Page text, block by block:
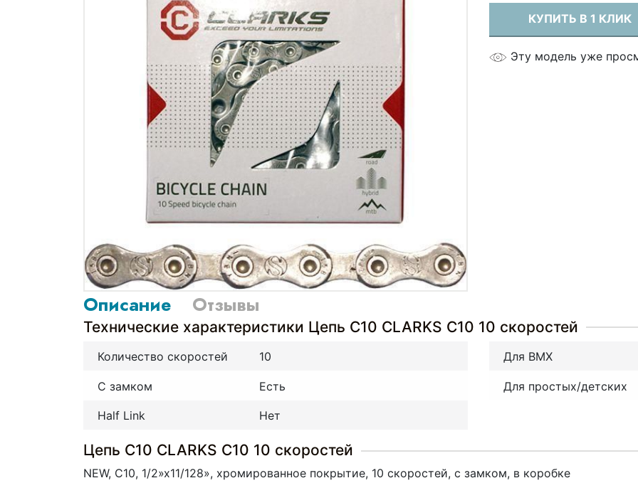
КУПИТЬ В 1 КЛИК
Эту модель уже
Описание Отзывы
Технические характеристики Цепь С10 CLARKS С10 10 скоростей
Количество скоростей 10
С замком Есть
Half Link Нет
Для BMX
Для простых/детских
Цепь С10 CLARKS С10 10 скоростей
NEW, С10, 1/2»х11/128», хромированное покрытие, 10 скоростей, с замком, в коробке